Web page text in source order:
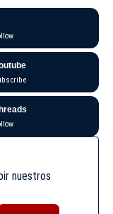
nuestros